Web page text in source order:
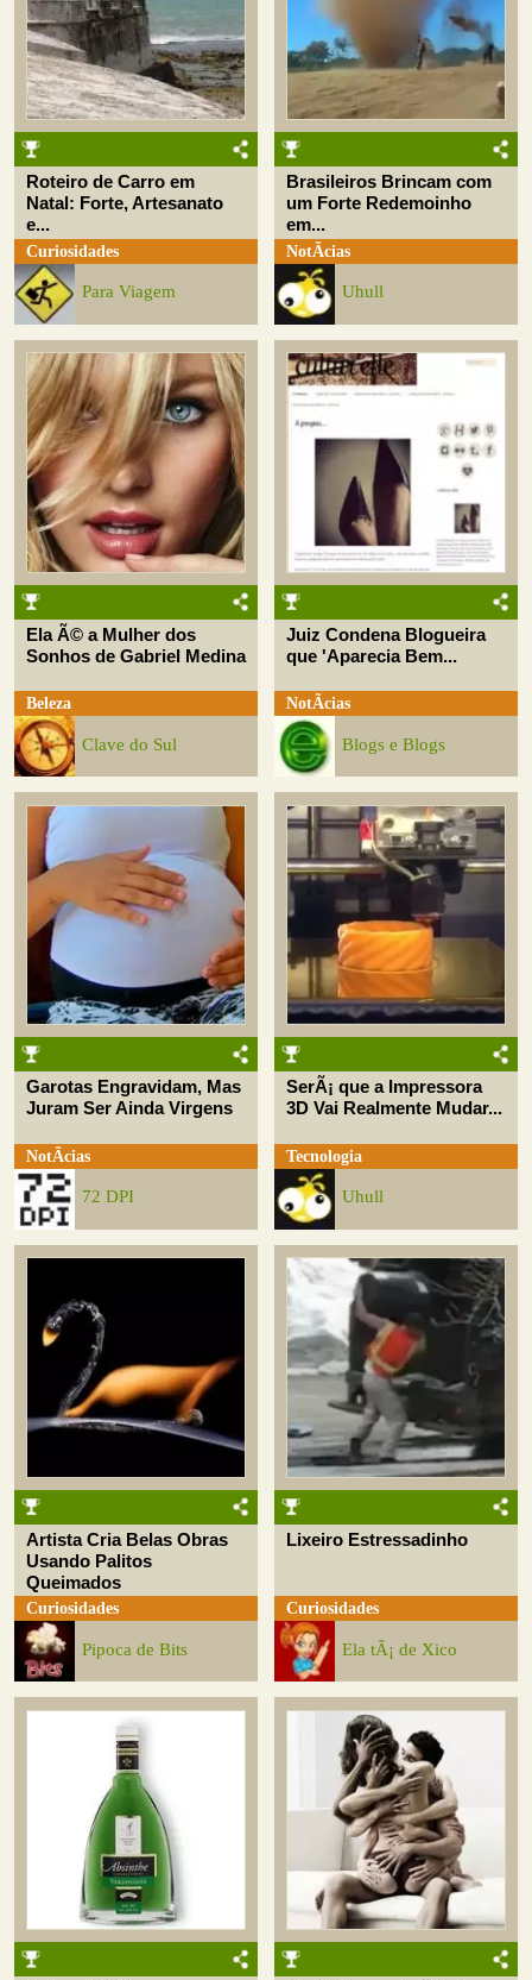
Roteiro de Carro em
Natal: Forte, Artesanato
e...
Curiosidades
Para Viagem
Brasileiros Brincam com
um Forte Redemoinho
em...
NotÃ­cias
Uhull
Ela Ã© a Mulher dos
Sonhos de Gabriel Medina
Beleza
Clave do Sul
Juiz Condena Blogueira
que 'Aparecia Bem...
NotÃ­cias
Blogs e Blogs
Garotas Engravidam, Mas
Juram Ser Ainda Virgens
NotÃ­cias
72 DPI
SerÃ¡ que a Impressora
3D Vai Realmente Mudar...
Tecnologia
Uhull
Artista Cria Belas Obras
Usando Palitos
Queimados
Curiosidades
Pipoca de Bits
Lixeiro Estressadinho
Curiosidades
Ela tÃ¡ de Xico